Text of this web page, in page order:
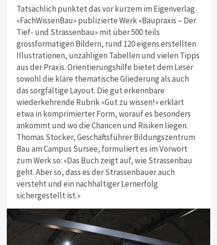
Tatsächlich punktet das vor kurzem im Eigenverlag
«FachWissenBau» publizierte Werk «Baupraxis – Der
Tief- und Strassenbau» mit über 500 teils
grossformatigen Bildern, rund 120 eigens erstellten
Illustrationen, unzähligen Tabellen und vielen Tipps
aus der Praxis. Orientierungshilfe bietet dem Leser
sowohl die klare thematische Gliederung als auch
das sorgfältige Layout. Die gut erkennbare
wiederkehrende Rubrik «Gut zu wissen!» erklärt
etwa in komprimierter Form, worauf es besonders
ankommt und wo die Chancen und Risiken liegen.
Thomas Stocker, Geschäftsführer Bildungszentrum
Bau am Campus Sursee, formuliert es im Vorwort
zum Werk so: «Das Buch zeigt auf, wie Strassenbau
geht. Aber so, dass es der Strassenbauer auch
versteht und ein nachhaltiger Lernerfolg
sichergestellt ist.»